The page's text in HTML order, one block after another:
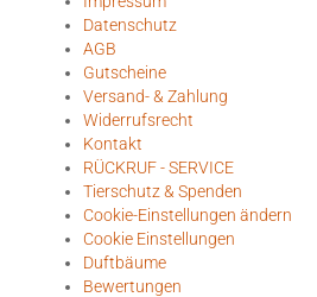
Datenschutz
AGB
Gutscheine
Versand- & Zahlung
Widerrufsrecht
Kontakt
RÜCKRUF - SERVICE
Tierschutz & Spenden
Cookie-Einstellungen ändern
Cookie Einstellungen
Duftbäume
Bewertungen